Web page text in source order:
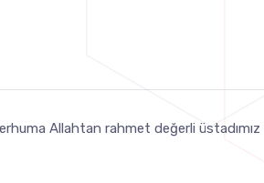
Allahtan rahmet değerli üstadımız